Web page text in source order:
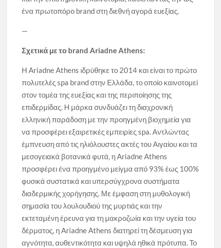
ένα πρωτοπόρο brand στη διεθνή αγορά ευεξίας.
—
Σχετικά με το brand AriadneAthens:
Η Ariadne Athens ιδρύθηκε το 2014 και είναι το πρώτο
πολυτελές spa brand στην Ελλάδα, το οποίο καινοτομεί
στον τομέα της ευεξίας και της περιποίησης της
επιδερμίδας. Η μάρκα συνδυάζει τη διαχρονική
ελληνική παράδοση με την προηγμένη βιοχημεία για
να προσφέρει εξαιρετικές εμπειρίες spa. Αντλώντας
έμπνευση από τις ηλιόλουστες ακτές του Αιγαίου και τα
μεσογειακά βοτανικά φυτά, η Ariadne Athens
προσφέρει ένα προηγμένο μείγμα από 93% έως 100%
φυσικά συστατικά και υπερσύγχρονα συστήματα
διαδερμικής χορήγησης. Με έμφαση στη μυθολογική
σημασία του λουλουδιού της μυρτιάς και την
εκτεταμένη έρευνα για τη μακροζωία και την υγεία του
δέρματος, η Ariadne Athens διατηρεί τη δέσμευση για
αγνότητα, αυθεντικότητα και υψηλά ηθικά πρότυπα. Το